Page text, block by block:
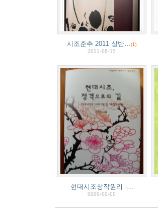
시조춘추 2011 상반…(1)
2011-08-15
현대시조창작원리 -…
0000-00-00